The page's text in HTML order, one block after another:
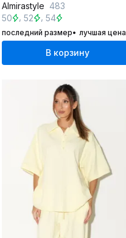
Almirastyle 483
50
,52 54
последний размер лучшая цена
В корзину